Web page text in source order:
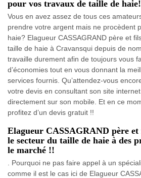
pour vos travaux de taille de
Vous en avez assez de tous ces
prendre votre argent mais ne procèdent
haie? Elagueur CASSAGRAND père et
taille de haie à Cravansqui depuis de
travaille durement afin de toujours vous
d’économies tout en vous donnant la
services fournis. Qu’attendez-vous
votre devis en consultant son site
directement sur son mobile. Et en ce
profitez d’un devis gratuit !!
Elagueur CASSAGRAND père
le secteur du taille de haie à des
le marché !!
. Pourquoi ne pas faire appel à un
comme il est le cas ici de Elagueur